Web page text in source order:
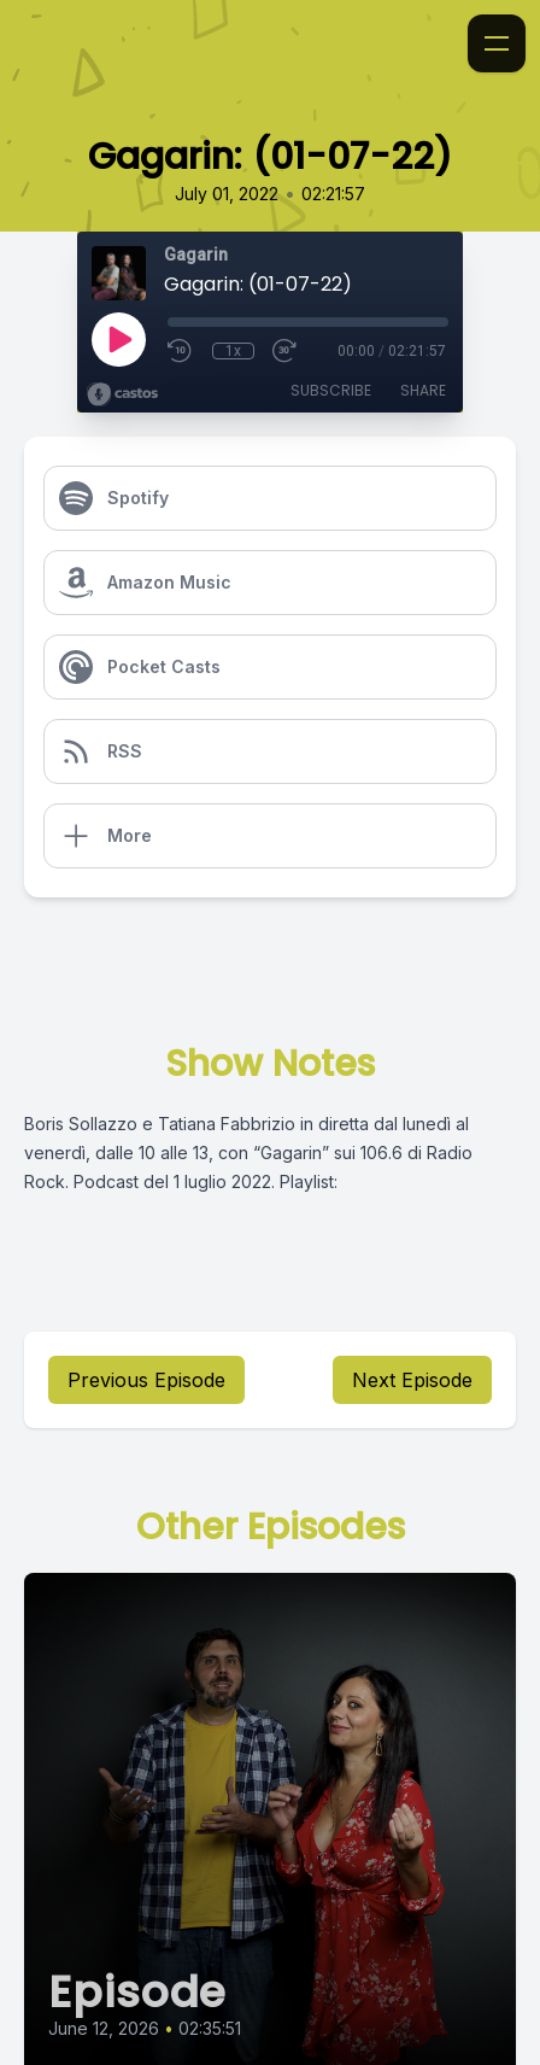
Gagarin: (01-07-22)
July 01, 2022 • 02:21:57
Gagarin
Gagarin: (01-07-22)
1x 00:00 / 02:21:57
SUBSCRIBE SHARE
Spotify
Amazon Music
Pocket Casts
RSS
More
Show Notes
Boris Sollazzo e Tatiana Fabbrizio in diretta dal lunedì al
venerdì, dalle 10 alle 13, con “Gagarin” sui 106.6 di Radio
Rock. Podcast del 1 luglio 2022. Playlist:
Previous Episode Next Episode
Other Episodes
Episode
June 12, 2026 • 02:35:51